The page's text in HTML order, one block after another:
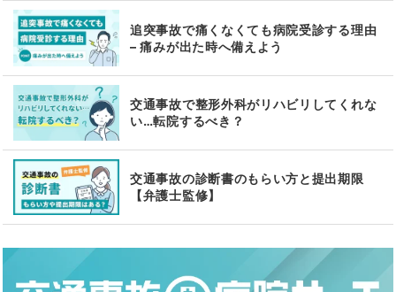
追突事故で痛くなくても病院受診する理由
– 痛みが出た時へ備えよう
交通事故で整形外科がリハビリしてくれな
い…転院するべき？
交通事故の診断書のもらい方と提出期限
【弁護士監修】